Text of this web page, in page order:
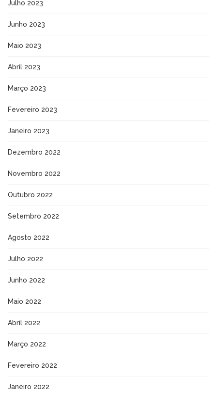
Julho 2023
Junho 2023
Maio 2023
Abril 2023
Março 2023
Fevereiro 2023
Janeiro 2023
Dezembro 2022
Novembro 2022
Outubro 2022
Setembro 2022
Agosto 2022
Julho 2022
Junho 2022
Maio 2022
Abril 2022
Março 2022
Fevereiro 2022
Janeiro 2022